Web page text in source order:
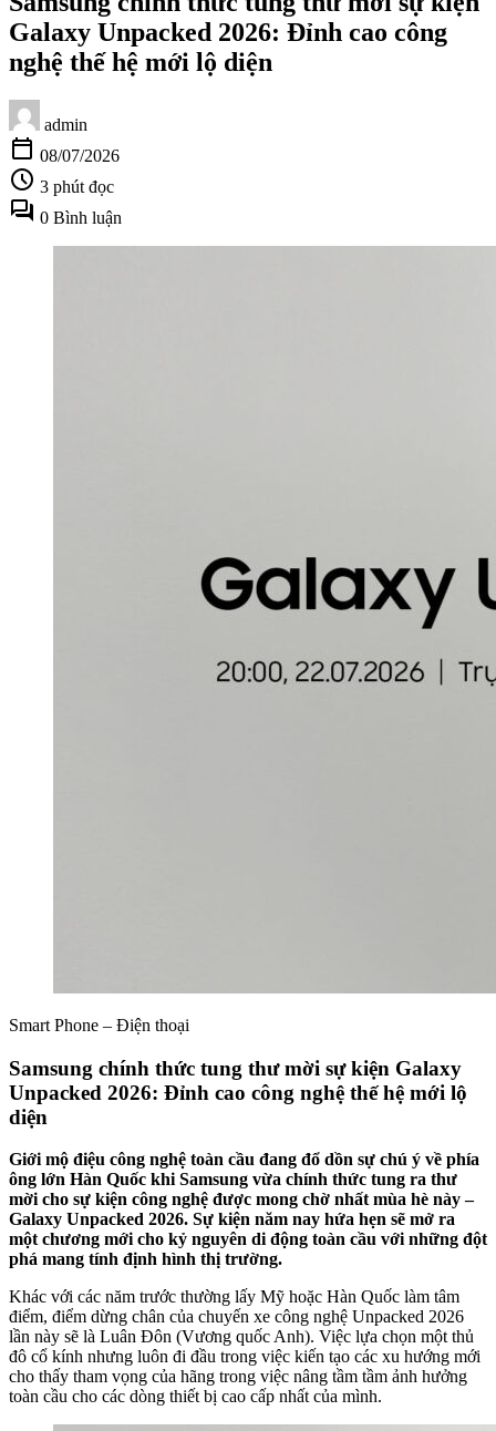
Galaxy Unpacked 2026: Đỉnh cao công
nghệ thế hệ mới lộ diện
admin
calendar_today 08/07/2026
schedule 3 phút đọc
forum 0 Bình luận
Smart Phone – Điện thoại
Samsung chính thức tung thư mời sự kiện Galaxy
Unpacked 2026: Đỉnh cao công nghệ thế hệ mới lộ
diện
Giới mộ điệu công nghệ toàn cầu đang đổ dồn sự chú ý về phía
ông lớn Hàn Quốc khi Samsung vừa chính thức tung ra thư
mời cho sự kiện công nghệ được mong chờ nhất mùa hè này –
Galaxy Unpacked 2026. Sự kiện năm nay hứa hẹn sẽ mở ra
một chương mới cho kỷ nguyên di động toàn cầu với những đột
phá mang tính định hình thị trường.
Khác với các năm trước thường lấy Mỹ hoặc Hàn Quốc làm tâm
điểm, điểm dừng chân của chuyến xe công nghệ Unpacked 2026
lần này sẽ là Luân Đôn (Vương quốc Anh). Việc lựa chọn một thủ
đô cổ kính nhưng luôn đi đầu trong việc kiến tạo các xu hướng mới
cho thấy tham vọng của hãng trong việc nâng tầm tầm ảnh hưởng
toàn cầu cho các dòng thiết bị cao cấp nhất của mình.